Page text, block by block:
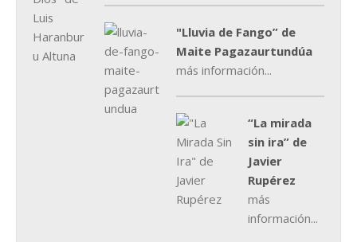
"Lluvia de Fango” de
Maite Pagazaurtundúa
más información...
“La mirada
sin ira” de
Javier
Rupérez
más
información...